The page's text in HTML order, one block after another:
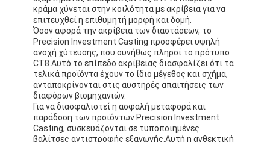
κράμα χύνεται στην κοιλότητα με ακρίβεια για να
επιτευχθεί η επιθυμητή μορφή και δομή.
Όσον αφορά την ακρίβεια των διαστάσεων, το
Precision Investment Casting προσφέρει υψηλή
ανοχή χύτευσης, που συνήθως πληροί το πρότυπο
CT8.Αυτό το επίπεδο ακρίβειας διασφαλίζει ότι τα
τελικά προϊόντα έχουν το ίδιο μέγεθος και σχήμα,
ανταποκρίνονται στις αυστηρές απαιτήσεις των
διαφόρων βιομηχανιών.
Για να διασφαλιστεί η ασφαλή μεταφορά και
παράδοση των προϊόντων Precision Investment
Casting, συσκευάζονται σε τυποποιημένες
βαλίτσες αντιστροφής εξαγωγής.Αυτή η ανθεκτική